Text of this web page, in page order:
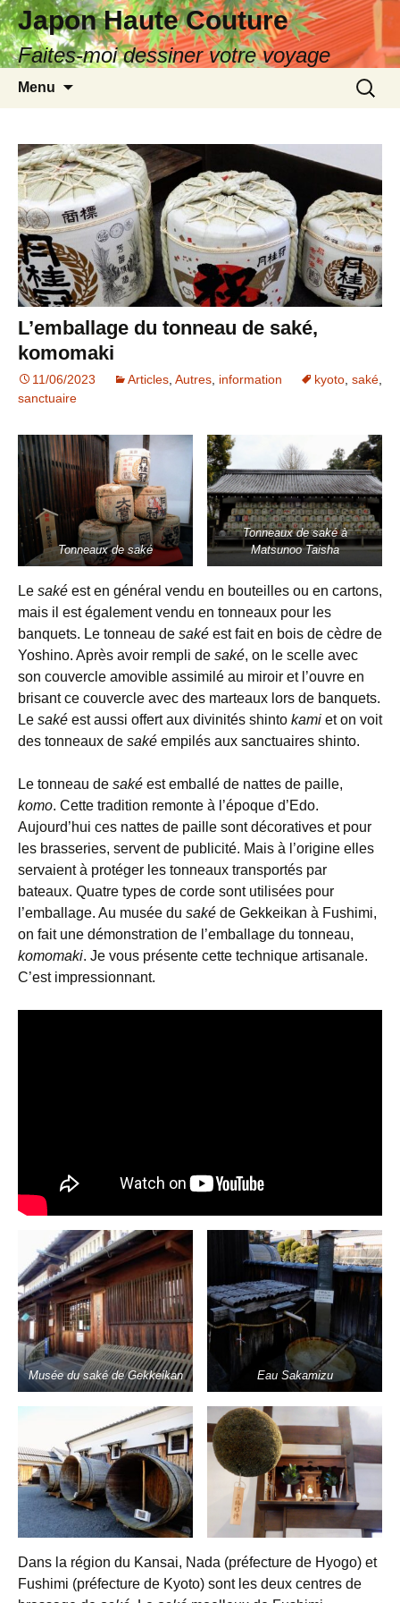
Japon Haute Couture
Faites-moi dessiner votre voyage
Menu
L’emballage du tonneau de saké,
komomaki
11/06/2023 Articles, Autres, information kyoto, saké,
sanctuaire
Tonneaux de saké
Tonneaux de saké à
Matsunoo Taisha
Le saké est en général vendu en bouteilles ou en cartons,
mais il est également vendu en tonneaux pour les
banquets. Le tonneau de saké est fait en bois de cèdre de
Yoshino. Après avoir rempli de saké, on le scelle avec
son couvercle amovible assimilé au miroir et l’ouvre en
brisant ce couvercle avec des marteaux lors de banquets.
Le saké est aussi offert aux divinités shinto kami et on voit
des tonneaux de saké empilés aux sanctuaires shinto.
Le tonneau de saké est emballé de nattes de paille,
komo. Cette tradition remonte à l’époque d’Edo.
Aujourd’hui ces nattes de paille sont décoratives et pour
les brasseries, servent de publicité. Mais à l’origine elles
servaient à protéger les tonneaux transportés par
bateaux. Quatre types de corde sont utilisées pour
l’emballage. Au musée du saké de Gekkeikan à Fushimi,
on fait une démonstration de l’emballage du tonneau,
komomaki. Je vous présente cette technique artisanale.
C’est impressionnant.
Musée du saké de Gekkeikan Eau Sakamizu
Dans la région du Kansai, Nada (préfecture de Hyogo) et
Fushimi (préfecture de Kyoto) sont les deux centres de